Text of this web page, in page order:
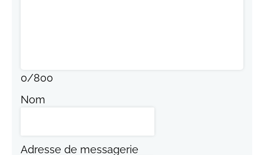
0/800
Nom
Adresse de messagerie